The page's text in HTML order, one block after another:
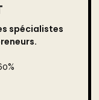
spécialistes